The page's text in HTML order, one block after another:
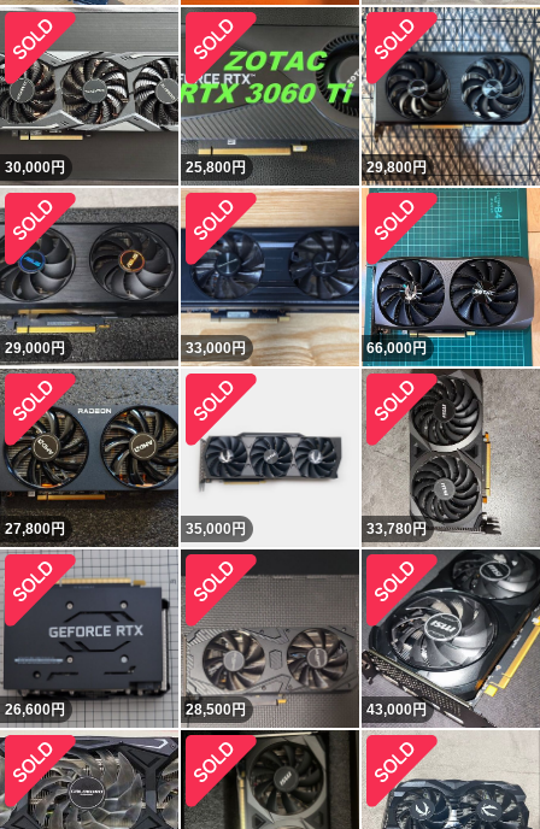
30,000円 25,800円 29,800円
29,000円 33,000円 66,000円
27,800円 35,000 円 33,780円
26,600円 28,500円 43,000円